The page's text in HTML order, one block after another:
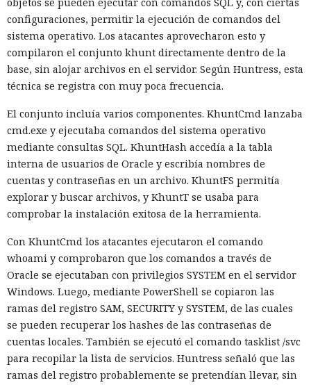
configuraciones, permitir la ejecución de comandos del
sistema operativo. Los atacantes aprovecharon esto y
compilaron el conjunto khunt directamente dentro de la
base, sin alojar archivos en el servidor. Según Huntress, esta
técnica se registra con muy poca frecuencia.
El conjunto incluía varios componentes. KhuntCmd lanzaba
cmd.exe y ejecutaba comandos del sistema operativo
mediante consultas SQL. KhuntHash accedía a la tabla
interna de usuarios de Oracle y escribía nombres de
cuentas y contraseñas en un archivo. KhuntFS permitía
explorar y buscar archivos, y KhuntT se usaba para
comprobar la instalación exitosa de la herramienta.
Con KhuntCmd los atacantes ejecutaron el comando
whoami y comprobaron que los comandos a través de
Oracle se ejecutaban con privilegios SYSTEM en el servidor
Windows. Luego, mediante PowerShell se copiaron las
ramas del registro SAM, SECURITY y SYSTEM, de las cuales
se pueden recuperar los hashes de las contraseñas de
cuentas locales. También se ejecutó el comando tasklist /svc
para recopilar la lista de servicios. Huntress señaló que las
ramas del registro probablemente se pretendían llevar, sin